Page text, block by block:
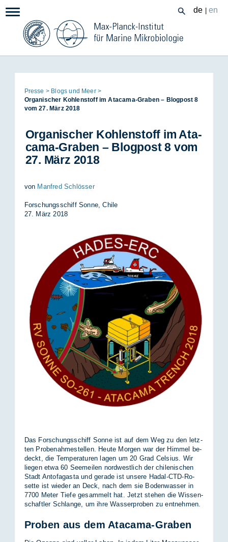
InhaltNavigation: de en
Seitenpfad:
Pres­se
Blogs und Meer
Or­ga­ni­scher Koh­len­stoff im Ata­ca­ma-Gra­ben – Blog­post 8
vom 27. März 2018
Or­ga­ni­scher Koh­len­stoff im Ata­
ca­ma-Gra­ben – Blog­post 8 vom
27. März 2018
von Manfred Schlösser
For­schungs­schiff Son­ne, Chi­le
27. März 2018
Das For­schungs­schiff Son­ne ist auf dem Weg zu den letz­
ten Pro­be­nah­me­stel­len. Heu­te Mor­gen war der Him­mel be­
deckt, die Tem­pe­ra­tu­ren la­gen um 20 Grad Cel­si­us. Wir
lie­gen etwa 60 See­mei­len nord­west­lich der chi­le­ni­schen
Stadt An­to­fa­gasta und ge­ra­de ist un­se­re Ha­dal-CTD-Ro­
set­te ist wie­der an Deck, nach dem sie Bo­den­was­ser in
7700 Me­ter Tie­fe ge­sam­melt hat. Jetzt ste­hen die Wis­sen­
schaft­ler Schlan­ge, um ihre Was­ser­pro­ben zu ent­neh­men.
Proben aus dem Atacama-Graben